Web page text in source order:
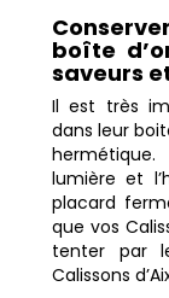
boîte
saveurs
Il est très
dans leur
lumière et
placard
que vos
tenter par
Calissons